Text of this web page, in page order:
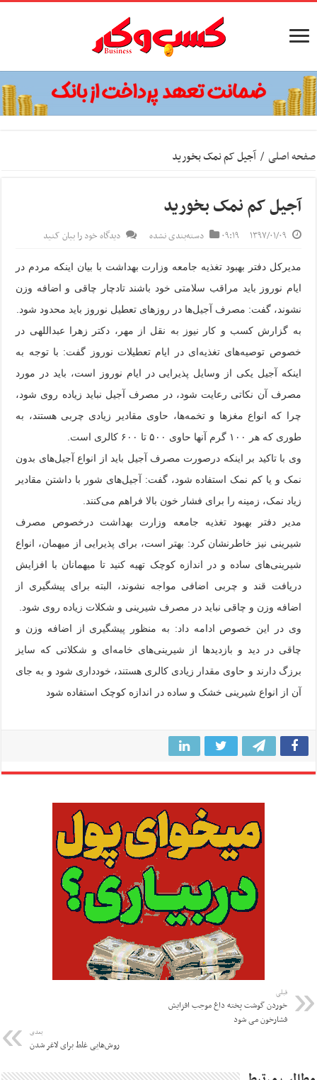
صفحه اصلی / آجیل کم نمک بخورید
آجیل کم نمک بخورید
۱۳۹۷/۰۱/۰۹ ۰۹:۱۹ دسته‌بندی نشده دیدگاه خود را بیان کنید
مدیرکل دفتر بهبود تغذیه جامعه وزارت بهداشت با بیان اینکه مردم در
ایام نوروز باید مراقب سلامتی خود باشند تادچار چاقی و اضافه وزن
نشوند، گفت: مصرف آجیل‌ها در روزهای تعطیل نوروز باید محدود شود.
به گزارش کسب و کار نیوز به نقل از مهر، دکتر زهرا عبداللهی در
خصوص توصیه‌های تغذیه‌ای در ایام تعطیلات نوروز گفت: با توجه به
اینکه آجیل یکی از وسایل پذیرایی در ایام نوروز است، باید در مورد
مصرف آن نکاتی رعایت شود، در مصرف آجیل نباید زیاده روی شود،
چرا که انواع مغزها و تخمه‌ها، حاوی مقادیر زیادی چربی هستند، به
طوری که هر ۱۰۰ گرم آنها حاوی ۵۰۰ تا ۶۰۰ کالری است.
وی با تاکید بر اینکه درصورت مصرف آجیل باید از انواع آجیل‌های بدون
نمک و یا کم نمک استفاده شود، گفت: آجیل‌های شور با داشتن مقادیر
زیاد نمک، زمینه را برای فشار خون بالا فراهم می‌کنند.
مدیر دفتر بهبود تغذیه جامعه وزارت بهداشت درخصوص مصرف
شیرینی نیز خاطرنشان کرد: بهتر است، برای پذیرایی از میهمان، انواع
شیرینی‌های ساده و در اندازه کوچک تهیه کنید تا میهمانان با افزایش
دریافت قند و چربی اضافی مواجه نشوند، البته برای پیشگیری از
اضافه وزن و چاقی نباید در مصرف شیرینی و شکلات زیاده روی شود.
وی در این خصوص ادامه داد: به منظور پیشگیری از اضافه وزن و
چاقی در دید و بازدیدها از شیرینی‌های خامه‌ای و شکلاتی که سایز
برزگ دارند و حاوی مقدار زیادی کالری هستند، خودداری شود و به جای
آن از انواع شیرینی خشک و ساده در اندازه کوچک استفاده شود
قبلی
خوردن گوشت پخته داغ موجب افزایش
فشارخون می شود
بعدی
روش‌هایی غلط برای لاغر شدن